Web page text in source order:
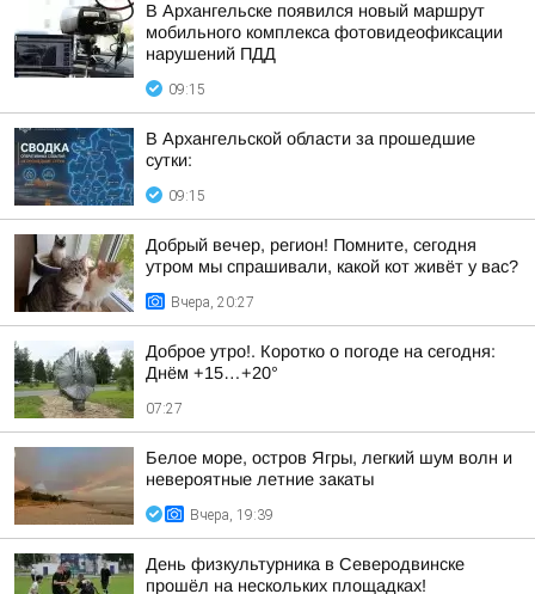
В Архангельске появился новый маршрут
мобильного комплекса фотовидеофиксации
нарушений ПДД
09:15
В Архангельской области за прошедшие
сутки:
09:15
Добрый вечер, регион! Помните, сегодня
утром мы спрашивали, какой кот живёт у вас?
Вчера, 20:27
Доброе утро!. Коротко о погоде на сегодня:
Днём +15…+20°
07:27
Белое море, остров Ягры, легкий шум волн и
невероятные летние закаты
Вчера, 19:39
День физкультурника в Северодвинске
прошёл на нескольких площадках!